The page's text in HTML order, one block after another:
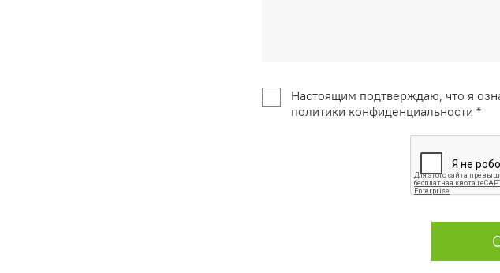
Настоящим подтверждаю, что я
политики конфиденциальности *